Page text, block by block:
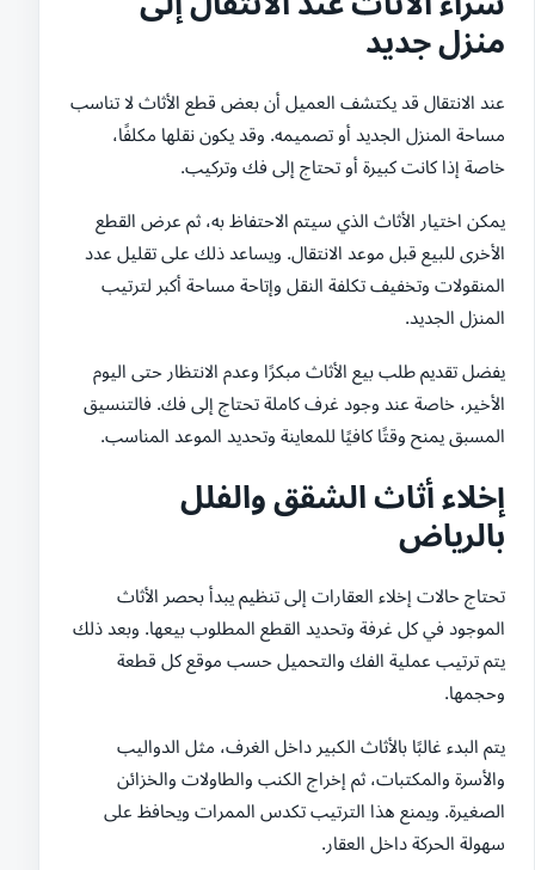
منزل جديد
عند الانتقال قد يكتشف العميل أن بعض قطع الأثاث لا تناسب
مساحة المنزل الجديد أو تصميمه. وقد يكون نقلها مكلفًا،
خاصة إذا كانت كبيرة أو تحتاج إلى فك وتركيب.
يمكن اختيار الأثاث الذي سيتم الاحتفاظ به، ثم عرض القطع
الأخرى للبيع قبل موعد الانتقال. ويساعد ذلك على تقليل عدد
المنقولات وتخفيف تكلفة النقل وإتاحة مساحة أكبر لترتيب
المنزل الجديد.
يفضل تقديم طلب بيع الأثاث مبكرًا وعدم الانتظار حتى اليوم
الأخير، خاصة عند وجود غرف كاملة تحتاج إلى فك. فالتنسيق
المسبق يمنح وقتًا كافيًا للمعاينة وتحديد الموعد المناسب.
إخلاء أثاث الشقق والفلل
بالرياض
تحتاج حالات إخلاء العقارات إلى تنظيم يبدأ بحصر الأثاث
الموجود في كل غرفة وتحديد القطع المطلوب بيعها. وبعد ذلك
يتم ترتيب عملية الفك والتحميل حسب موقع كل قطعة
وحجمها.
يتم البدء غالبًا بالأثاث الكبير داخل الغرف، مثل الدواليب
والأسرة والمكتبات، ثم إخراج الكنب والطاولات والخزائن
الصغيرة. ويمنع هذا الترتيب تكدس الممرات ويحافظ على
سهولة الحركة داخل العقار.